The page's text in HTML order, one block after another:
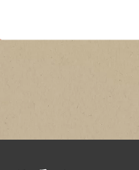
22日 20:00 ~